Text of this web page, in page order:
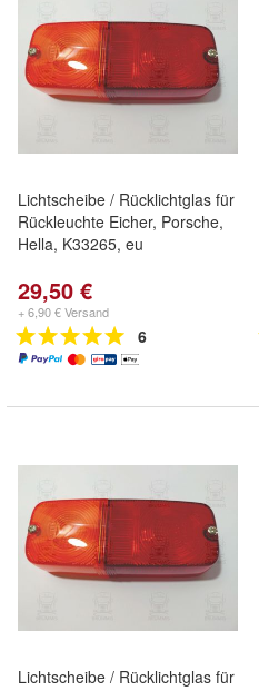
Lichtscheibe / Rücklichtglas für
Rückleuchte Eicher, Porsche,
Hella, K33265, eu
29,50 €
+ 6,90 € Versand
6
Lichtscheibe / Rücklichtglas für